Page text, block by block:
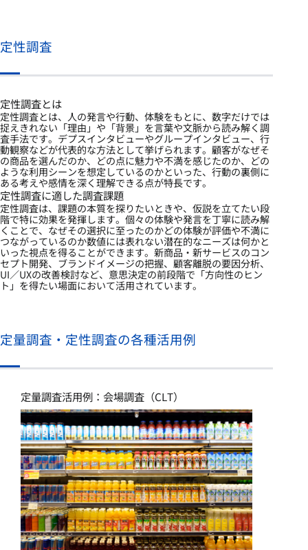
定性調査
定性調査とは
定性調査とは、人の発言や行動、体験をもとに、数字だけでは
捉えきれない「理由」や「背景」を言葉や文脈から読み解く調
査手法です。デプスインタビューやグループインタビュー、行
動観察などが代表的な方法として挙げられます。顧客がなぜそ
の商品を選んだのか、どの点に魅力や不満を感じたのか、どの
ような利用シーンを想定しているのかといった、行動の裏側に
ある考えや感情を深く理解できる点が特長です。
定性調査に適した調査課題
定性調査は、課題の本質を探りたいときや、仮説を立てたい段
階で特に効果を発揮します。個々の体験や発言を丁寧に読み解
くことで、なぜその選択に至ったのかどの体験が評価や不満に
つながっているのか数値には表れない潜在的なニーズは何かと
いった視点を得ることができます。新商品・新サービスのコン
セプト開発、ブランドイメージの把握、顧客離脱の要因分析、
UI／UXの改善検討など、意思決定の前段階で「方向性のヒン
ト」を得たい場面において活用されています。
定量調査・定性調査の各種活用例
定量調査活用例：会場調査（CLT）